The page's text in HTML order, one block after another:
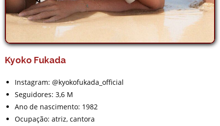
Kyoko Fukada
Instagram: @kyokofukada_official
Seguidores: 3,6 M
Ano de nascimento: 1982
Ocupação: atriz, cantora